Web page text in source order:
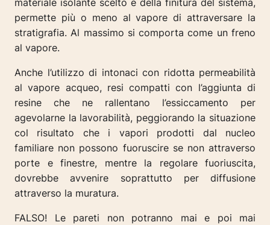
materiale isolante scelto e della finitura del sistema,
permette più o meno al vapore di attraversare la
stratigrafia. Al massimo si comporta come un freno
al vapore.
Anche l’utilizzo di intonaci con ridotta permeabilità
al vapore acqueo, resi compatti con l’aggiunta di
resine che ne rallentano l’essiccamento per
agevolarne la lavorabilità, peggiorando la situazione
col risultato che i vapori prodotti dal nucleo
familiare non possono fuoruscire se non attraverso
porte e finestre, mentre la regolare fuoriuscita,
dovrebbe avvenire soprattutto per diffusione
attraverso la muratura.
FALSO! Le pareti non potranno mai e poi mai